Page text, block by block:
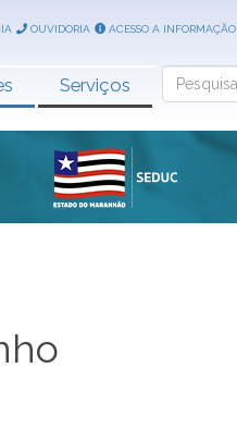
OUVIDORIA ACESSO A INFORMAÇÃO
Serviços Search